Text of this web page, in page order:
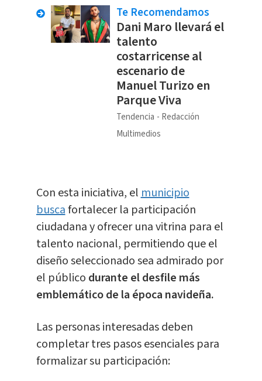
Te Recomendamos
Dani Maro llevará el
talento
costarricense al
escenario de
Manuel Turizo en
Parque Viva
Tendencia
Redacción
Multimedios
Con esta iniciativa, elmunicipio
buscafortalecer la participación
ciudadana y ofrecer una vitrina para el
talento nacional, permitiendo que el
diseño seleccionado sea admirado por
el público durante el desfile más
emblemático de la época navideña.
Las personas interesadas deben
completar tres pasos esenciales para
formalizar su participación: